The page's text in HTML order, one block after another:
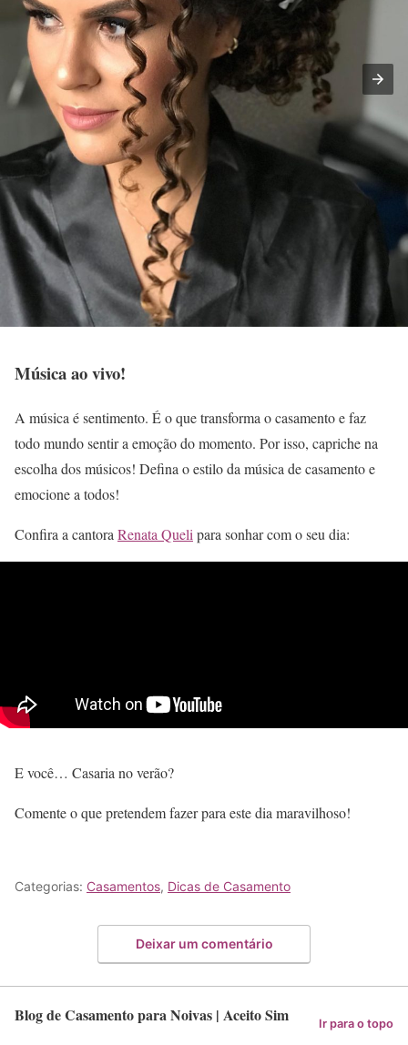
Música ao vivo!
A música é sentimento. É o que transforma o casamento e faz
todo mundo sentir a emoção do momento. Por isso, capriche na
escolha dos músicos! Defina o estilo da música de casamento e
emocione a todos!
Confira a cantora Renata Queli para sonhar com o seu dia:
E você… Casaria no verão?
Comente o que pretendem fazer para este dia maravilhoso!
Categorias: Casamentos, Dicas de Casamento
Deixar um comentário
Blog de Casamento para Noivas | Aceito Sim Ir para o topo